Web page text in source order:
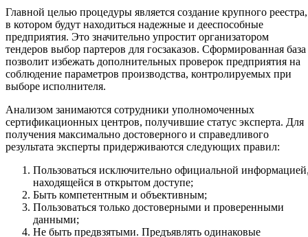
Главной целью процедуры является создание крупного реестра,
в котором будут находиться надежные и дееспособные
предприятия. Это значительно упростит организатором
тендеров выбор партеров для госзаказов. Сформированная база
позволит избежать дополнительных проверок предприятия на
соблюдение параметров производства, контролируемых при
выборе исполнителя.
Анализом занимаются сотрудники уполномоченных
сертификационных центров, получившие статус эксперта. Для
получения максимально достоверного и справедливого
результата эксперты придерживаются следующих правил:
Пользоваться исключительно официальной
находящейся в открытом доступе;
Быть компетентным и объективным;
Пользоваться только достоверными и проверенными
данными;
Не быть предвзятыми. Предъявлять одинаковые